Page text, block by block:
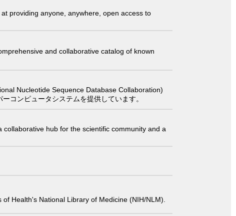
providing anyone, anywhere, open access to
and collaborative catalog of known
Nucleotide Sequence Database Collaboration)
コンピュータシステムを提供しています。
hub for the scientific community and a
Health's National Library of Medicine (NIH/NLM).